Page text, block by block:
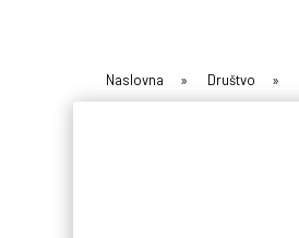
Naslovna » Društvo »